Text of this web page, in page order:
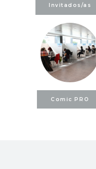
Invitados/as
Comic PRO